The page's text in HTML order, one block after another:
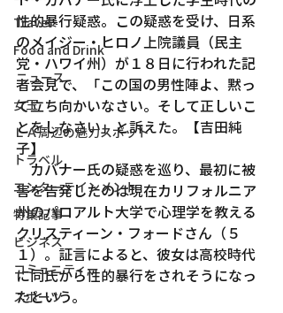
Travel
Food and Drink
ニュース
女王
ＬＡ周辺の魅力スポット
トラベル
エンターテインメント
特集記事
ビジネス
コミュニティー
スポーツ
性的暴行疑惑。この疑惑を受け、日系
のメイジー・ヒロノ上院議員（民主
党・ハワイ州）が１８日に行われた記
者会見で、「この国の男性陣よ、黙っ
て立ち向かいなさい。そして正しいこ
とをしなさい」と訴えた。【吉田純
子】
カバナー氏の疑惑を巡り、最初に被
害を告発したのは現在カリフォルニア
州のパロアルト大学で心理学を教える
クリスティーン・フォードさん（５
１）。証言によると、彼女は高校時代
に同氏から性的暴行をされそうになっ
たという。